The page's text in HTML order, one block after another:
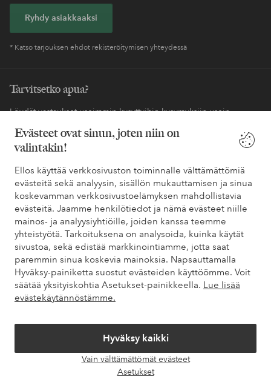
Evästeet ovat sinun, joten niin on
valintakin!
Ellos käyttää verkkosivuston toiminnalle välttämättömiä
evästeitä sekä analyysin, sisällön mukauttamisen ja sinua
koskevamman verkkosivustoelämyksen mahdollistavia
evästeitä. Jaamme henkilötiedot ja nämä evästeet niille
mainos- ja analyysiyhtiöille, joiden kanssa teemme
yhteistyötä. Tarkoituksena on analysoida, kuinka käytät
sivustoa, sekä edistää markkinointiamme, jotta saat
paremmin sinua koskevia mainoksia. Napsauttamalla
Hyväksy-painiketta suostut evästeiden käyttöömme. Voit
säätää yksityiskohtia Asetukset-painikkeella. Lue lisää
evästekäytännöstämme.
Hyväksy kaikki
Vain välttämättömät evästeet
Asetukset
Ryhdy asiakkaaksi
* Katso tarjouksen ehdot rekisteröitymisen yhteydessä
Tarvitsetko apua?
Löydät vastaukset useimmin kysyttyihin kysymyksiin usein
meihin yhteyttä.
Asiakaspalvelu Tilaukset Maksutavat
Omat sivut
Tietoa Elloksesta
Palvelumme
Ystävät